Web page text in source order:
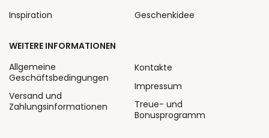
Inspiration
Geschenkidee
WEITERE INFORMATIONEN
Allgemeine
Geschäftsbedingungen
Versand und
Zahlungsinformationen
Kontakte
Impressum
Treue- und
Bonusprogramm